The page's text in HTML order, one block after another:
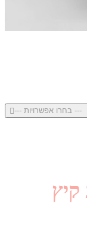
--- בחרו אפשרויות ---